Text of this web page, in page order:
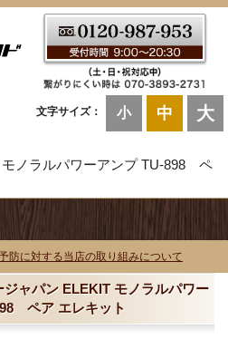
文字サイズ： 小 中 大
モノラルパワーアンプ TU-898 ペ
防に対する当店の取り組みについて
ャパン ELEKIT モノラルパワー
ペア エレキット